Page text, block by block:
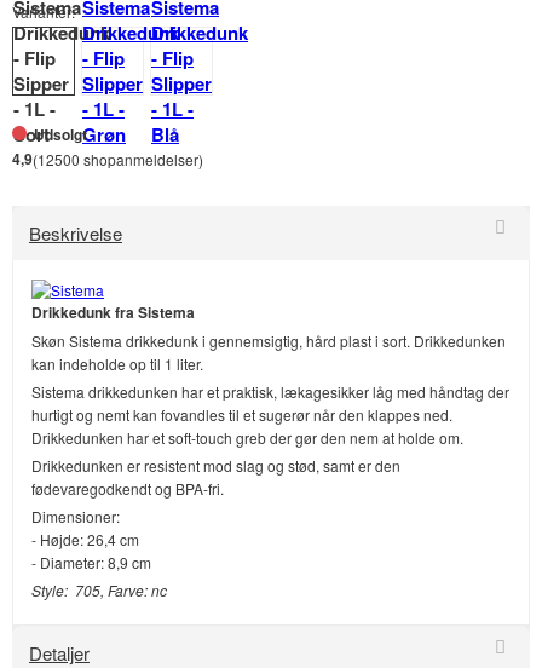
Varianter:
Udsolgt
4,9(12500 shopanmeldelser)
Beskrivelse
Drikkedunk fra Sistema
Skøn Sistema drikkedunk i gennemsigtig, hård plast i sort. Drikkedunken
kan indeholde op til 1 liter.
Sistema drikkedunken har et praktisk, lækagesikker låg med håndtag der
hurtigt og nemt kan fovandles til et sugerør når den klappes ned.
Drikkedunken har et soft-touch greb der gør den nem at holde om.
Drikkedunken er resistent mod slag og stød, samt er den
fødevaregodkendt og BPA-fri.
Dimensioner:
- Højde: 26,4 cm
- Diameter: 8,9 cm
Style: 705, Farve: nc
Detaljer